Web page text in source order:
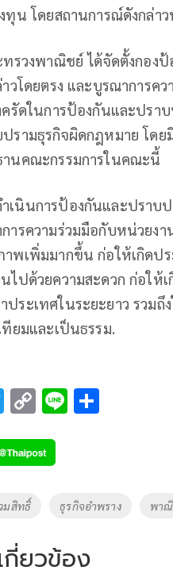
ทุน โดยสถานการณ์ดังกล่า
ทรวงพาณิชย์ ได้จัดตั้งกอง
าวโดยตรง และบูรณาการ
ครัดในการป้องกันและปร
ปรามธุรกิจผิดกฎหมาย โ
านคณะกรรมการในคณะนี้
เนินการป้องกันและปราบ
ารความร่วมมือกับหน่วยง
พเพิ่มมากขึ้น ก่อให้เกิดป
ไปด้วยความสะดวก ก่อให้
ระเทศในระยะยาว รวม
ทียมและเป็นธรรม.
T
tt
er
C
p
y
k
Li
มสิทธิ์ ธุรกิจอำพราง พา
กี่ยวข้อง